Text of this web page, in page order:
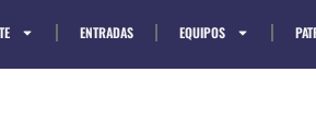
ENTRADAS EQUIPOS